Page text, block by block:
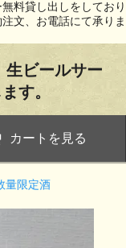
料貸し出しをしており
文、お電話にて承りま
ビールサー
す。
カートを見る
量限定酒